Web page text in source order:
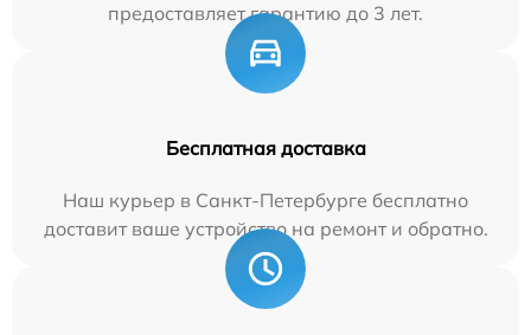
предоставляет гарантию до 3 лет.
Бесплатная доставка
Наш курьер в Санкт-Петербурге бесплатно
доставит ваше устройство на ремонт и обратно.